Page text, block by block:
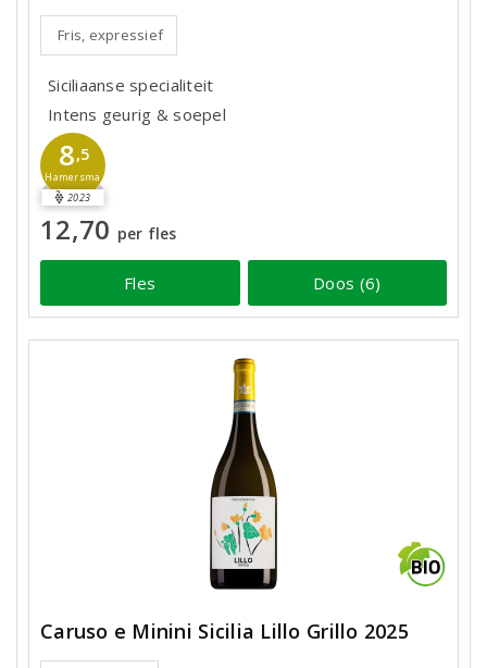
Fris, expressief
Siciliaanse specialiteit
Intens geurig & soepel
8,5
Hamersma
2023
12,70 per fles
Fles Doos (6)
Caruso e Minini Sicilia Lillo Grillo 2025